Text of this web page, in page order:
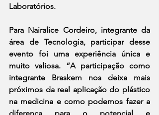
Laboratórios.
Para Nairalice Cordeiro, integrante da
área de Tecnologia, participar desse
evento foi uma experiência única e
muito valiosa. “A participação como
integrante Braskem nos deixa mais
próximos da real aplicação do plástico
na medicina e como podemos fazer a
diferença para o potencial e